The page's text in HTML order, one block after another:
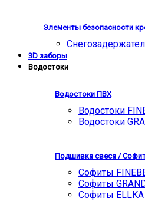
Элементы безопасности
3D заборы
Водостоки
Водостоки ПВХ
Водостоки
Водостоки
Подшивка свеса /
Софиты
Софиты
Софиты ELLKA